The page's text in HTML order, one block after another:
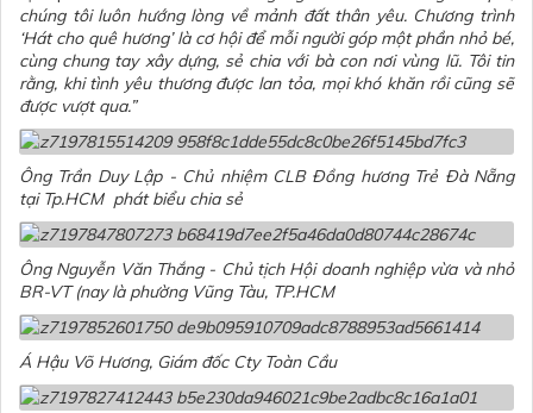
chúng tôi luôn hướng lòng về mảnh đất thân yêu. Chương trình
‘Hát cho quê hương’ là cơ hội để mỗi người góp một phần nhỏ bé,
cùng chung tay xây dựng, sẻ chia với bà con nơi vùng lũ. Tôi tin
rằng, khi tình yêu thương được lan tỏa, mọi khó khăn rồi cũng sẽ
được vượt qua.”
Ông Trần Duy Lập - Chủ nhiệm CLB Đồng hương Trẻ Đà Nẵng
tại Tp.HCM phát biểu chia sẻ
Ông Nguyễn Văn Thắng - Chủ tịch Hội doanh nghiệp vừa và nhỏ
BR-VT (nay là phường Vũng Tàu, TP.HCM
Á Hậu Võ Hương, Giám đốc Cty Toàn Cầu